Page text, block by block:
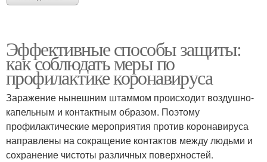
Эффективные способы защиты:
как соблюдать меры по
профилактике коронавируса
Заражение нынешним штаммом происходит воздушно-
капельным и контактным образом. Поэтому
профилактические мероприятия против коронавируса
направлены на сокращение контактов между людьми и
сохранение чистоты различных поверхностей.